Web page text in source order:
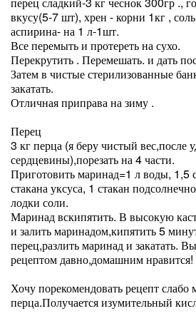
вкусу(5-7 шт), хрен - корни 1кг ,
аспирина- на 1 л-1шт.
Все перемыть и протереть на сухо.
Перекрутить . Перемешать. и дать
Затем в чистые стерилизованные
закатать.
Отличная приправа на зиму .
Перец
3 кг перца (я беру чистый вес,после
сердцевины),порезать на 4 части.
Приготовить маринад=1 л воды, 1,5
стакана уксуса, 1 стакан
лодки соли.
Маринад вскипятить. В высокую
и залить маринадом,кипятить 5
перец,разлить маринад и закатать.
рецептом давно,домашним нравится!
Хочу порекомендовать рецепт слабо
перца.Получается изумительный